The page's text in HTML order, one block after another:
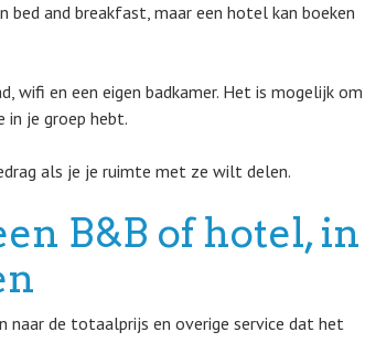
and breakfast, maar een hotel kan boeken
wifi en een eigen badkamer. Het is mogelijk om
in je groep hebt.
als je je ruimte met ze wilt delen.
B&B of hotel, in
naar de totaalprijs en overige service dat het